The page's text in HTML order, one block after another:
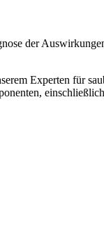
der
Experten für